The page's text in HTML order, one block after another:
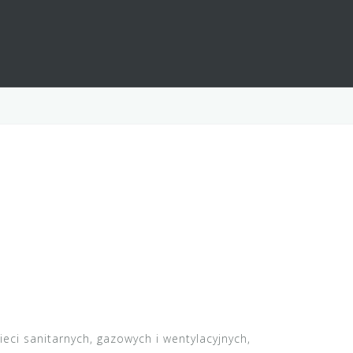
sanitarnych, gazowych i wentylacyjnych,